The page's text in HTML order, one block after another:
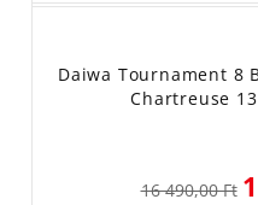
Daiwa Tournament 8
Chartreuse
16 490,00 Ft